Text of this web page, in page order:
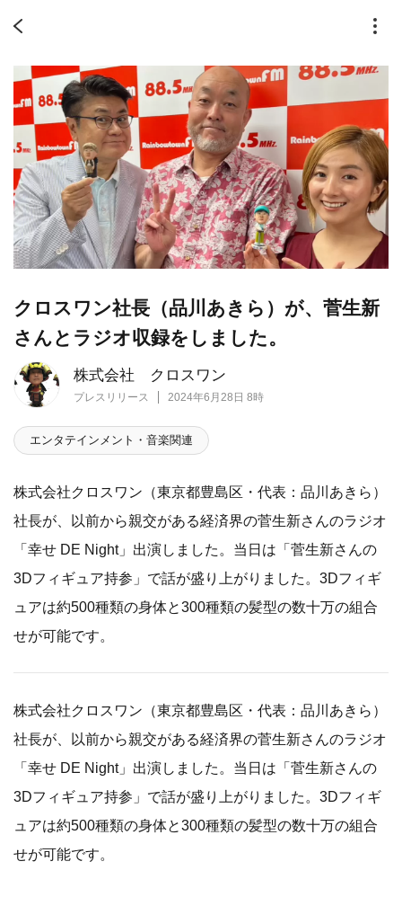
株式会社 クロスワン
プレスリリース 2024年6月28日 8時
クロスワン社長（品川あきら）が、菅生新
さんとラジオ収録をしました。
エンタテインメント・音楽関連
株式会社クロスワン（東京都豊島区・代表：品川あきら）
社長が、以前から親交がある経済界の菅生新さんのラジオ
「幸せ DE Night」出演しました。当日は「菅生新さんの
3Dフィギュア持参」で話が盛り上がりました。3Dフィギ
ュアは約500種類の身体と300種類の髪型の数十万の組合
せが可能です。
株式会社クロスワン（東京都豊島区・代表：品川あきら）
社長が、以前から親交がある経済界の菅生新さんのラジオ
「幸せ DE Night」出演しました。当日は「菅生新さんの
3Dフィギュア持参」で話が盛り上がりました。3Dフィギ
ュアは約500種類の身体と300種類の髪型の数十万の組合
せが可能です。